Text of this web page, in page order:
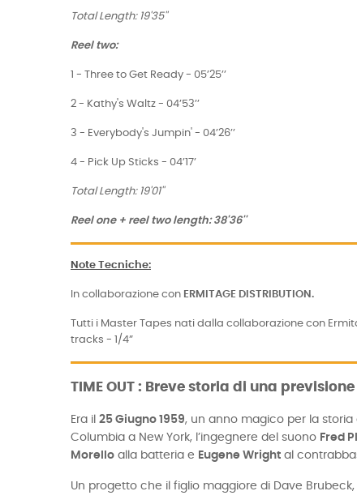
Total Length: 19'35''
Reel two:
1 - Three to Get Ready - 05’25’’
2 - Kathy's Waltz - 04’53’’
3 - Everybody's Jumpin' - 04’26’’
4 - Pick Up Sticks - 04’17’
Total Length: 19'01''
Reel one + reel two length: 38'36''
Note Tecniche:
In collaborazione con ERMITAGE DISTRIBUTION.
Tutti i Master Tapes nati dalla collaborazione con
tracks - 1/4”
TIME OUT : Breve storia di una
Era il 25 Giugno 1959, un anno magico per la storia
Columbia a New York, l’ingegnere del suono Fred
Morello alla batteria e Eugene Wright al
Un progetto che il figlio maggiore di Dave